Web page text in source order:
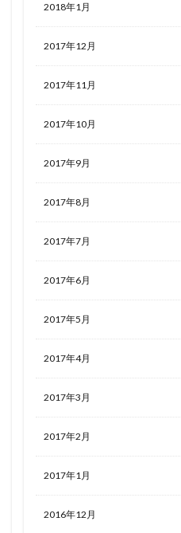
2018年1月
2017年12月
2017年11月
2017年10月
2017年9月
2017年8月
2017年7月
2017年6月
2017年5月
2017年4月
2017年3月
2017年2月
2017年1月
2016年12月